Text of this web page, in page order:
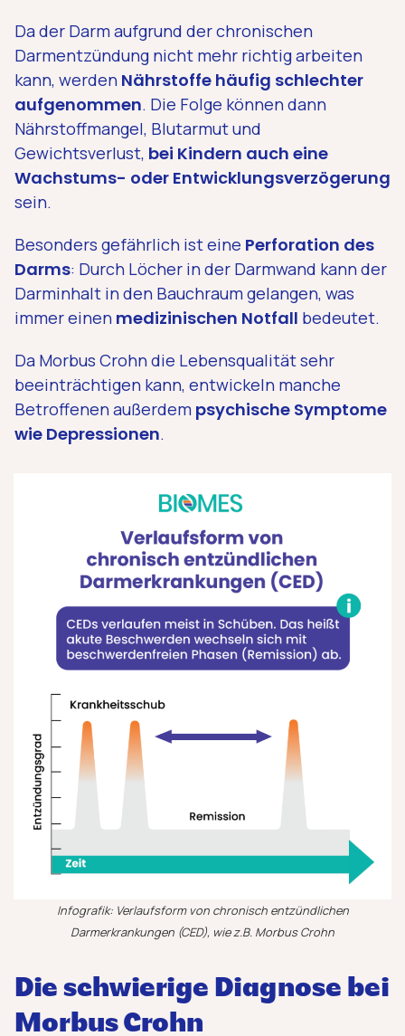
Da der Darm aufgrund der chronischen
Darmentzündung nicht mehr richtig arbeiten
kann, werden Nährstoffe häufig schlechter
aufgenommen. Die Folge können dann
Nährstoffmangel, Blutarmut und
Gewichtsverlust, bei Kindern auch eine
Wachstums- oder Entwicklungsverzögerung
sein.
Besonders gefährlich ist eine Perforation des
Darms: Durch Löcher in der Darmwand kann der
Darminhalt in den Bauchraum gelangen, was
immer einen medizinischen Notfall bedeutet.
Da Morbus Crohn die Lebensqualität sehr
beeinträchtigen kann, entwickeln manche
Betroffenen außerdem psychische Symptome
wie Depressionen.
Infografik: Verlaufsform von chronisch entzündlichen
Darmerkrankungen (CED), wie z.B. Morbus Crohn
Die schwierige Diagnose bei
Morbus Crohn